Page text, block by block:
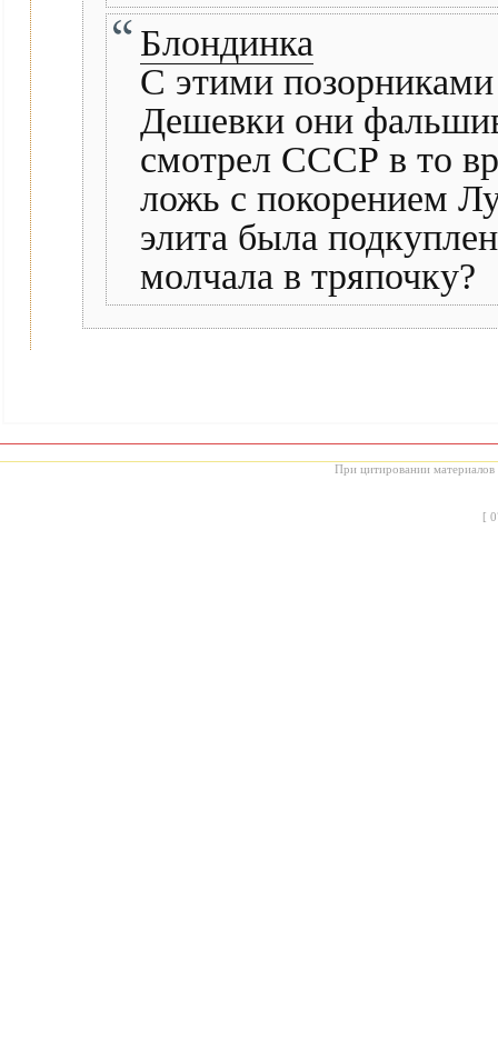
Блондинка
С этими
Дешевки они
смотрел СССР в то
ложь с покорением
элита была
молчала в тряпочку?
При цитировании материалов
[